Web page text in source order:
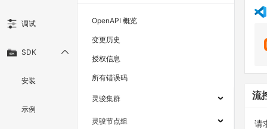
调试
SDK
安装
示例
OpenAPI 概览
变更历史
授权信息
所有错误码
灵骏集群
灵骏节点组
流
请